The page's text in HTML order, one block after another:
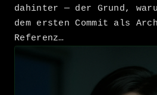
dahinter — der Grund,
dem ersten Commit als
Referenz…